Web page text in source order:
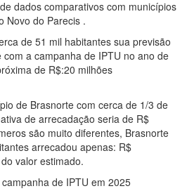
dados comparativos com municípios
Novo do Parecis .
de 51 mil habitantes sua previsão
a campanha de IPTU no ano de
de R$:20 milhões
de Brasnorte com cerca de 1/3 de
de arrecadação seria de R$
são muito diferentes, Brasnorte
arrecadou apenas: R$
valor estimado.
de IPTU em 2025